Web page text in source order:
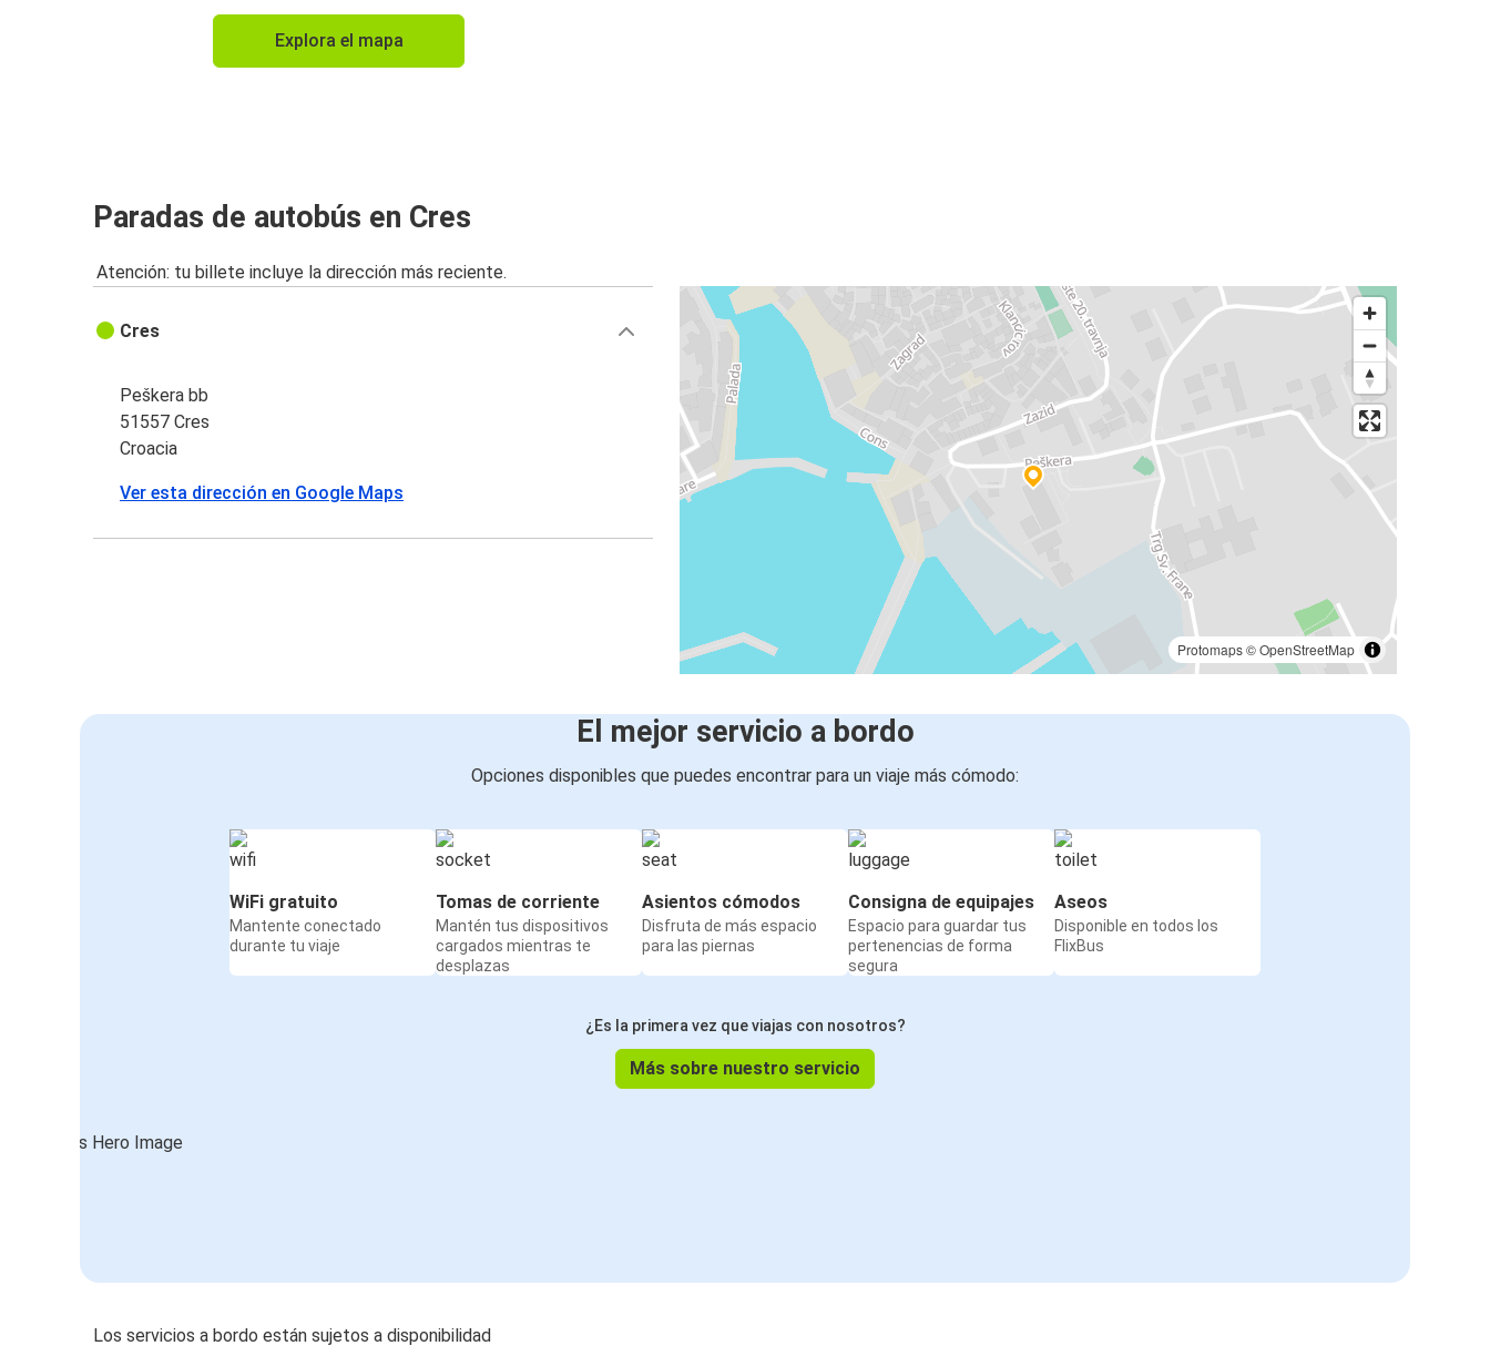
Explora el mapa
Paradas de autobús en Cres
Atención: tu billete incluye la dirección más reciente.
Protomaps©OpenStreetMap
Cres
Peškera bb
51557 Cres
Croacia
Ver esta dirección en Google Maps
El mejor servicio a bordo
Opciones disponibles que puedes encontrar para un viaje más cómodo:
WiFi gratuito
Mantente conectado
durante tu viaje
Tomas de corriente
Mantén tus dispositivos
cargados mientras te
desplazas
Asientos cómodos
Disfruta de más espacio
para las piernas
Consigna de equipajes
Espacio para guardar tus
pertenencias de forma
segura
Aseos
Disponible en todos los
FlixBus
¿Es la primera vez que viajas con nosotros?
Más sobre nuestro servicio
Los servicios a bordo están sujetos a disponibilidad